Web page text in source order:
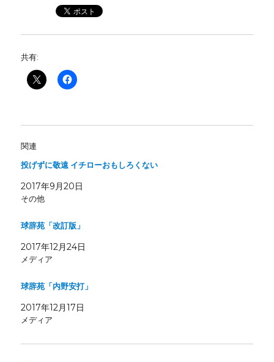
共有:
関連
投げずに敬遠 イチローおもしろくない
2017年9月20日
その他
球辞苑「改訂版」
2017年12月24日
メディア
球辞苑「内野安打」
2017年12月17日
メディア